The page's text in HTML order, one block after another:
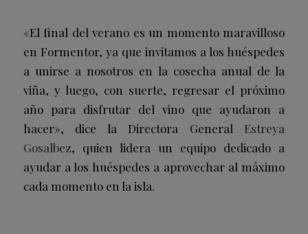
«El final del verano es un momento maravilloso
en Formentor, ya que invitamos a los huéspedes
a unirse a nosotros en la cosecha anual de la
viña, y luego, con suerte, regresar el próximo
año para disfrutar del vino que ayudaron a
hacer», dice la Directora General Estreya
Gosalbez, quien lidera un equipo dedicado a
ayudar a los huéspedes a aprovechar al máximo
cada momento en la isla.